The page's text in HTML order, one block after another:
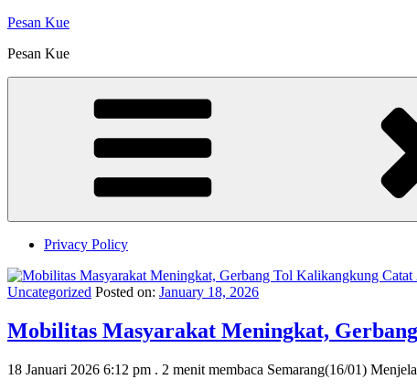
Skip
content
Pesan Kue
Pesan Kue
Privacy Policy
Uncategorized Posted on: January 18, 2026
Mobilitas Masyarakat Meningkat,
18 Januari 2026 6:12 pm . 2 menit membaca Semarang(16/01)